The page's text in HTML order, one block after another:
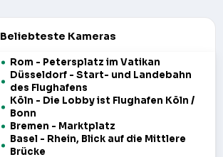
Beliebteste Kameras
Rom - Petersplatz im Vatikan
Düsseldorf - Start- und Landebahn
des Flughafens
Köln - Die Lobby ist Flughafen Köln /
Bonn
Bremen - Marktplatz
Basel - Rhein, Blick auf die Mittlere
Brücke